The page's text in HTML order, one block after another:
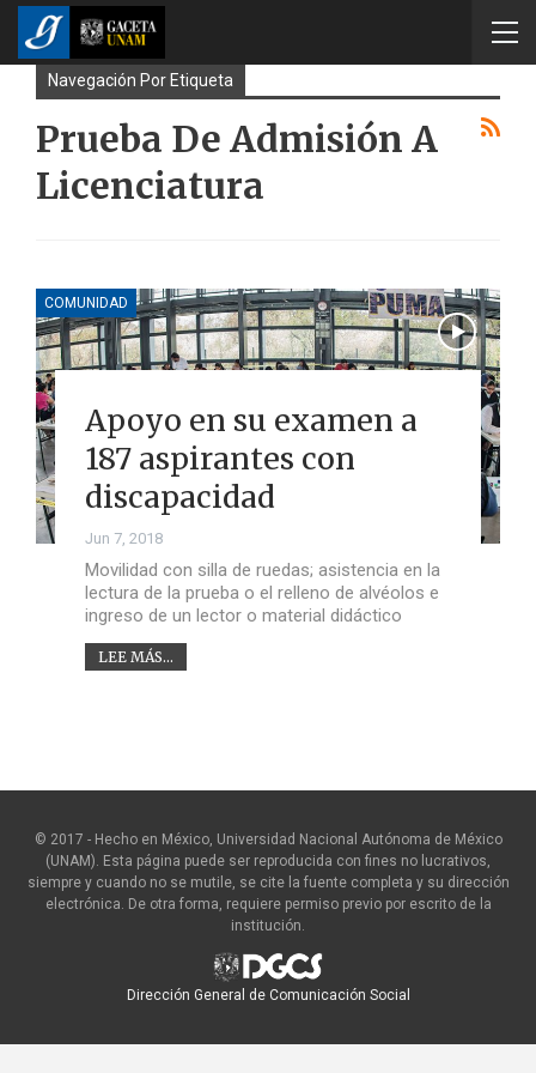
Navegación Por Etiqueta
Prueba De Admisión A
Licenciatura
COMUNIDAD
Apoyo en su examen a
187 aspirantes con
discapacidad
Jun 7, 2018
Movilidad con silla de ruedas; asistencia en la
lectura de la prueba o el relleno de alvéolos e
ingreso de un lector o material didáctico
LEE MÁS...
© 2017 - Hecho en México, Universidad Nacional Autónoma de México
(UNAM). Esta página puede ser reproducida con fines no lucrativos,
siempre y cuando no se mutile, se cite la fuente completa y su dirección
electrónica. De otra forma, requiere permiso previo por escrito de la
institución.
Dirección General de Comunicación Social